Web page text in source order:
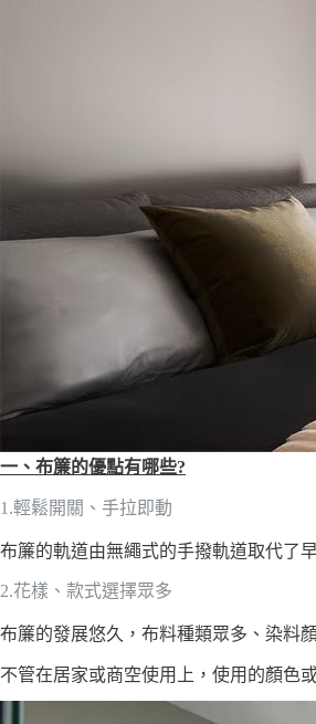
一、布簾的優點有哪些?
1.輕鬆開關、手拉即動
布簾的軌道由無繩式的手撥軌道取代了
2.花樣、款式選擇眾多
布簾的發展悠久，布料種類眾多、染料
不管在居家或商空使用上，使用的顏色